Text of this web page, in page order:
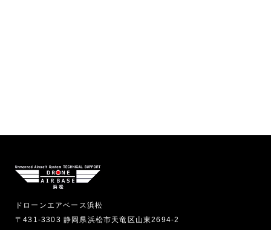
ドローンエアベース浜松
〒431-3303 静岡県浜松市天竜区山東2694-2